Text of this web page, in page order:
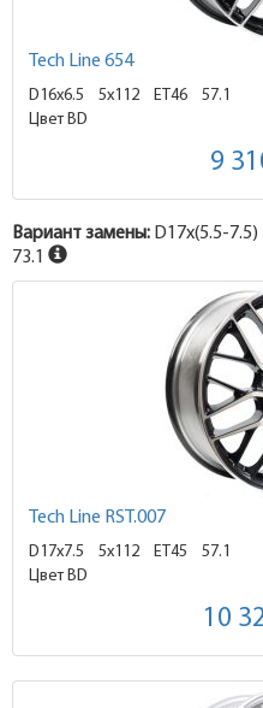
Tech Line 654
D16x6.5 5x112 ET46
57.1
Цвет BD
9
Вариант замены: D17x(5.5-7.5)
73.1
Tech Line RST.007
D17x7.5 5x112 ET45
57.1
Цвет BD
10